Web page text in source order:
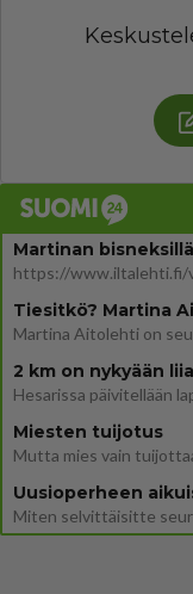
Martinan
2 km on nykyään
Miesten tuijotus